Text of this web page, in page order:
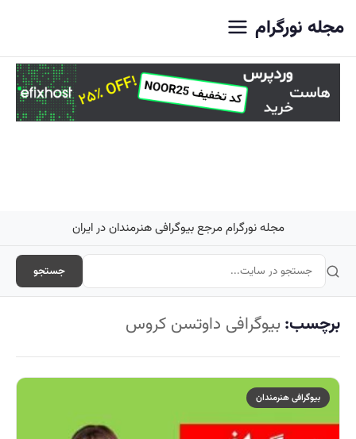
مجله نورگرام
مجله نورگرام مرجع بیوگرافی هنرمندان در ایران
جستجو
برچسب: بیوگرافی داوتسن کروس
بیوگرافی هنرمندان